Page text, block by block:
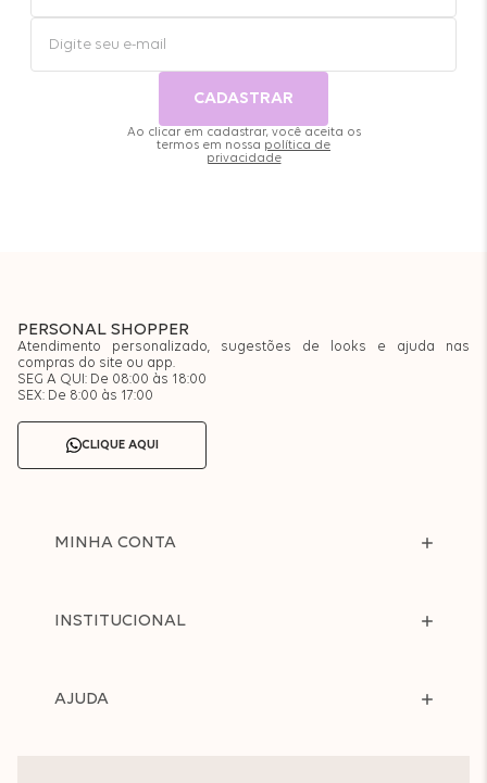
CADASTRAR
Ao clicar em cadastrar, você aceita os
termos em nossa política de
privacidade
PERSONAL SHOPPER
Atendimento personalizado, sugestões de looks e ajuda nas
compras do site ou app.
SEG A QUI: De 08:00 às 18:00
SEX: De 8:00 às 17:00
CLIQUE AQUI
MINHA CONTA
INSTITUCIONAL
AJUDA